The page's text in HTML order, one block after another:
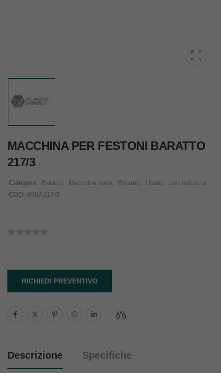
MACCHINA PER FESTONI BARATTO
217/3
Categorie: Baratto, Macchine varie, Ricamo, Usato,
Uso Industria
COD: 4RBA217/3
RICHIEDI PREVENTIVO
Descrizione Specifiche